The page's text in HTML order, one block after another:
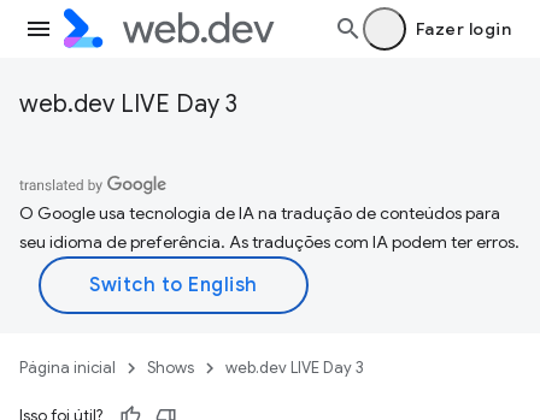
Fazer login
web.dev LIVE Day 3
O Google usa tecnologia de IA na tradução de conteúdos para
seu idioma de preferência. As traduções com IA podem ter erros.
Página inicial Shows web.dev LIVE Day 3
Isso foi útil?